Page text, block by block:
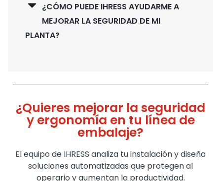
¿CÓMO PUEDE IHRESS AYUDARME A
MEJORAR LA SEGURIDAD DE MI
PLANTA?
¿Quieres mejorar la seguridad
y ergonomía en tu línea de
embalaje?
El equipo de IHRESS analiza tu instalación y diseña
soluciones automatizadas que protegen al
operario y aumentan la productividad.